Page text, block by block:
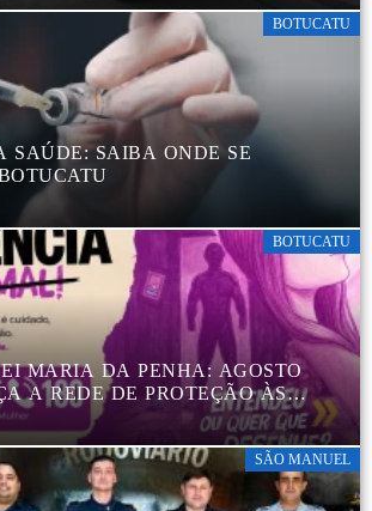
BOTUCATU
SAÚDE: SAIBA ONDE SE
BOTUCATU
MARIA DA PENHA: AGOSTO
A REDE DE PROTEÇÃO ÀS
BOTUCATU
SÃO MANUEL